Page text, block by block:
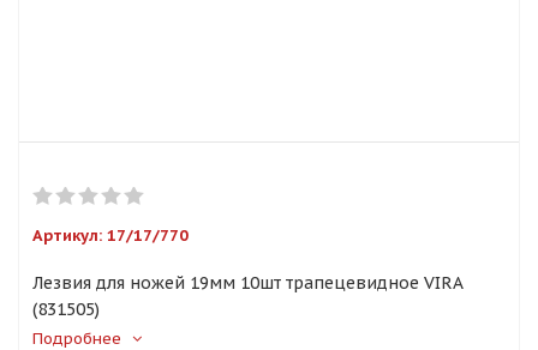
Артикул: 17/17/770
Лезвия для ножей 19мм 10шт трапецевидное VIRA
(831505)
Подробнее